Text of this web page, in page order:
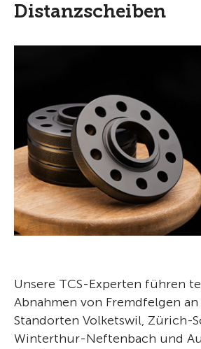
Distanzscheiben
Unsere TCS-Experten führen
Abnahmen von Fremdfelgen
Standorten Volketswil, Zürich-
Winterthur-Neftenbach und